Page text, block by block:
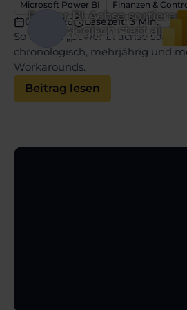
Power BI Achse
chronologisch statt
Autor:
Dennis Hoffstädte
Microsoft Power BI Finanzen &
01.07.2026 Lesezeit: 3 Min.
So löst du „power bi achse
chronologisch, mehrjährig und
Workarounds.
Beitrag lesen